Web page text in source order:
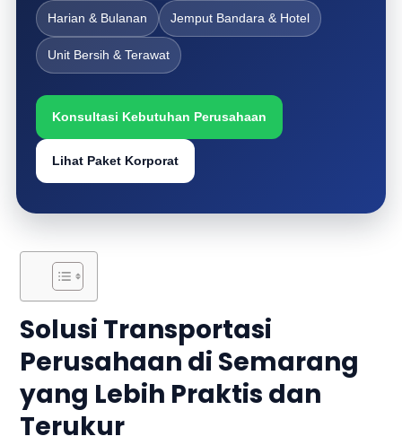
Harian & Bulanan Jemput Bandara & Hotel
Unit Bersih & Terawat
Konsultasi Kebutuhan Perusahaan
Lihat Paket Korporat
Solusi Transportasi
Perusahaan di Semarang
yang Lebih Praktis dan
Terukur